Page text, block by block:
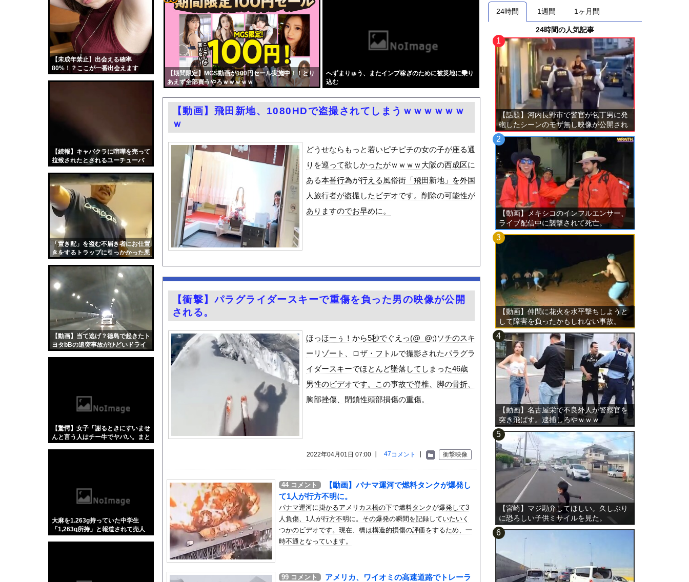
【未成年禁止】出会える確率
80%！？ここが一番出会えます
【続報】キャバクラに喧嘩を売って
拉致されたとされるユーチューバ
「置き配」を盗む不届き者にお仕置
きをするトラップに引っかかった悪
【動画】当て逃げ？徳島で起きたト
ヨタbBの追突事故がひどいドライ
【驚愕】女子「謝るときにすいませ
んと言う人はチー牛でヤバい。まと
大麻を1.263g持っていた中学生
「1,263g所持」と報道されて売人
国税局職員（25）、税務調査で知り合った納税者の自宅に出入りしお小遣い1億5000万...
【画像】ビビアン・スー(51)とかいう台湾の宮沢りえがレベチでえっちすぎるｗｗｗ
「盗人たけだけしい」中国国防省が防衛白書に反発…日本の新型軍国主義と批判！
エロ漫画『子種が通貨として流通する種付け特区に モブ男子の俺が引っ越した結果』をra...
【芸能】元EXILE・黒木啓司、妻・宮崎麗果被告へのDV事案で逮捕されていた 宮崎は...
【朗報】八田與一容疑者、詰む 情報提供が累計1万3600件超え 目撃情報は「関東」が...
過給なしで420ps。しかもL型エンジン…このS31Zいくらかかってるんだ…
【動画】広島記念公園を追い出された左翼さん、流石にキモすぎて炎上
【動画】若手女優「兄とセ○クスシーンするんですか？分かりました…」
渡邊渚さん「私がPTSDと診断された当時、世間はまだPTSDという言葉は浸透されてい...
職場の人妻と不倫をして、ついに、、、
中国「台風接近！」台風13号「三峡直撃予測」中国「上流大洪水！（三峡上流」中国都市「...
韓国国会、サッカー前代表監督を追及「なぜ負けたのか」
日本旅行キャンセルすべきか…1万年ぶり史上最大級の火山の兆し＝韓国の反応
うちのネコが目の前にいた。私が上に物を投げるフリをする → 猫はこうなります…
【画像】令和最新版の剛力彩芽、ワイらにブッ刺さりまくりと話題にw w w w w w...
「デリケートゾーンもくっきりぴちぴちパンツ姿をスーパーで見るのは不快」発言に反論が殺...
【悲報】埼玉県、何も観光地がない・・・
賃上げしない企業 過去最多ペースで倒産へ
FANZAで夏の動画50％OFFキャンペーン第4弾が始まったぞー！
ランクルが高級車じゃないっていうやつなんなの
【画像】カップラーメン食べるんだけどどれがいいかな！？w
【朗報】ヒカキンなんと実質200万円以上の支援物資を寄付してしまう・・・
【悲報】「果糖」が「がん転移」を促すと判明
『Re：ゼロから始める異世界生活』60話感想 氷上のバトル！レグルスの権能とは！
【Xの車窓から】オービスかと思ったら野生の炊飯器で草 ほか
【ポロリ悲話】ネットで拡散してるおっぱいポロリ動画、何故か叩かれる・・・
【衝撃】「かわいい虫」ランキング、ついに発表される
【にじさんじ】 笹木「本日から1週間ほど里に帰省してくるやよ～。久々に京都満喫してく...
【J1第1節 横浜FM×鹿島】 鹿島が劇的すぎる逆転勝利で国立での開幕戦制す！後半A...
【投稿動画】 トー横女子さん、わずか3,000円をもらうために大人のチ●ポをしゃぶっ...
積水ハウス「地面師に55億円騙し取られた…」 ワイ「はえーかわいそう…会社滅茶苦茶や...
高校の頃、担任と隣のクラスの担任が結婚。「お祝いに行こう！」と結婚式場に突撃した結果...
久保優太(38)、10代の女性と再婚
レッドブルリザーブの角田裕毅、ケイナさんと一緒に酒蔵巡りをしている模様他
【期間限定】MGS動画が100円セール実施中！！とり
あえず全部買うやろｗｗｗｗｗ
へずまりゅう、またインプ稼ぎのために被災地に乗り
込む
コテ
ンク
自動
更新
【動画】飛田新地、1080HDで盗撮されてしまうｗｗｗｗｗｗ
ｗ
どうせならもっと若いピチピチの女の子が座る通
りを巡って欲しかったがｗｗｗｗ大阪の西成区に
ある本番行為が行える風俗街「飛田新地」を外国
人旅行者が盗撮したビデオです。削除の可能性が
ありますのでお早めに。
【衝撃】パラグライダースキーで重傷を負った男の映像が公開
される。
ほっほーぅ！から5秒でぐえっ(@_@;)ソチのスキ
ーリゾート、ロザ・フトルで撮影されたパラグラ
イダースキーでほとんど墜落してしまった46歳
男性のビデオです。この事故で脊椎、脚の骨折、
胸部挫傷、閉鎖性頭部損傷の重傷。
衝撃映像
47コメント
2022年04月01日 07:00 ┃
44 コメント
【動画】パナマ運河で燃料タンクが爆発し
て1人が行方不明に。
パナマ運河に掛かるアメリカス橋の下で燃料タンクが爆発して3
人負傷、1人が行方不明に。その爆発の瞬間を記録していたいく
つかのビデオです。現在、橋は構造的損傷の評価をするため、一
時不通となっています。
99 コメント
アメリカ、ワイオミの高速道路でトレーラ
24時間 1週間 1ヶ月間
24時間の人気記事
【話題】河内長野市で警官が包丁男に発
砲したシーンのモザ無し映像が公開され
る。
【動画】メキシコのインフルエンサー、
ライブ配信中に襲撃されて死亡。
【動画】仲間に花火を水平撃ちしようと
して障害を負ったかもしれない事故。
【動画】名古屋栄で不良外人が警察官を
突き飛ばす。逮捕しろやｗｗｗ
【宮崎】マジ勘弁してほしい。久しぶり
に恐ろしい子供ミサイルを見た。